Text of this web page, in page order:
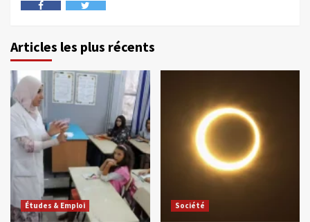
Articles les plus récents
Études & Emploi Société